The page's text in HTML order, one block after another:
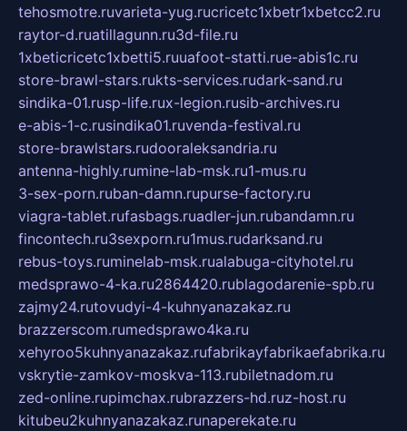
tehosmotre.ruvarieta-yug.rucricetc1xbetr1xbetcc2.ru
raytor-d.ruatillagunn.ru3d-file.ru
1xbeticricetc1xbetti5.ruuafoot-statti.rue-abis1c.ru
store-brawl-stars.rukts-services.rudark-sand.ru
sindika-01.rusp-life.rux-legion.rusib-archives.ru
e-abis-1-c.rusindika01.ruvenda-festival.ru
store-brawlstars.rudooraleksandria.ru
antenna-highly.rumine-lab-msk.ru1-mus.ru
3-sex-porn.ruban-damn.rupurse-factory.ru
viagra-tablet.rufasbags.ruadler-jun.rubandamn.ru
fincontech.ru3sexporn.ru1mus.rudarksand.ru
rebus-toys.ruminelab-msk.rualabuga-cityhotel.ru
medsprawo-4-ka.ru2864420.rublagodarenie-spb.ru
zajmy24.rutovudyi-4-kuhnyanazakaz.ru
brazzerscom.rumedsprawo4ka.ru
xehyroo5kuhnyanazakaz.rufabrikayfabrikaefabrika.ru
vskrytie-zamkov-moskva-113.rubiletnadom.ru
zed-online.rupimchax.rubrazzers-hd.ruz-host.ru
kitubeu2kuhnyanazakaz.runaperekate.ru